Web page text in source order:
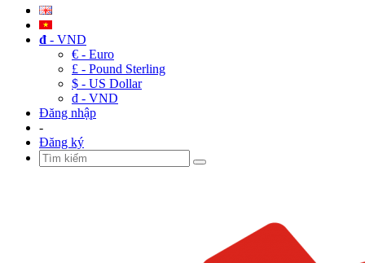
đ - VND
€ - Euro
£ - Pound Sterling
$ - US Dollar
đ - VND
Đăng nhập
-
Đăng ký